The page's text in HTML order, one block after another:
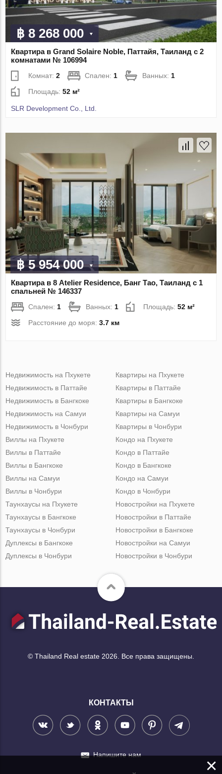
฿ 8 268 000
Квартира в Grand Solaire Noble, Паттайя, Таиланд с 2
комнатами № 106994
Комнат:2 Спален: 1 Ванных: 1
Площадь:52 м²
SLR Development Co., Ltd.
฿ 5 954 000
Квартира в 8 Atelier Residence, Банг Тао, Таиланд с 1
спальней № 146337
Спален:1 Ванных:1 Площадь:52 м²
Расстояние до моря:3.7 км
Недвижимость на Пхукете
Недвижимость в Паттайе
Недвижимость в Бангкоке
Недвижимость на Самуи
Недвижимость в Чонбури
Квартиры на Пхукете
Квартиры в Паттайе
Квартиры в Бангкоке
Квартиры на Самуи
Квартиры в Чонбури
Виллы на Пхукете
Виллы в Паттайе
Виллы в Бангкоке
Виллы на Самуи
Виллы в Чонбури
Кондо на Пхукете
Кондо в Паттайе
Кондо в Бангкоке
Кондо на Самуи
Кондо в Чонбури
Таунхаусы на Пхукете
Таунхаусы в Бангкоке
Таунхаусы в Чонбури
Дуплексы в Бангкоке
Дуплексы в Чонбури
Новостройки на Пхукете
Новостройки в Паттайе
Новостройки в Бангкоке
Новостройки на Самуи
Новостройки в Чонбури
© Thailand Real estate 2026. Все права защищены.
КОНТАКТЫ
Напишите нам
×